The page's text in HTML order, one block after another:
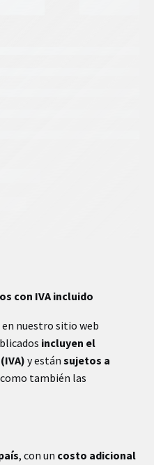
con IVA incluido
nuestro sitio web
incluyen el
y están sujetos a
también las
, con un costo adicional